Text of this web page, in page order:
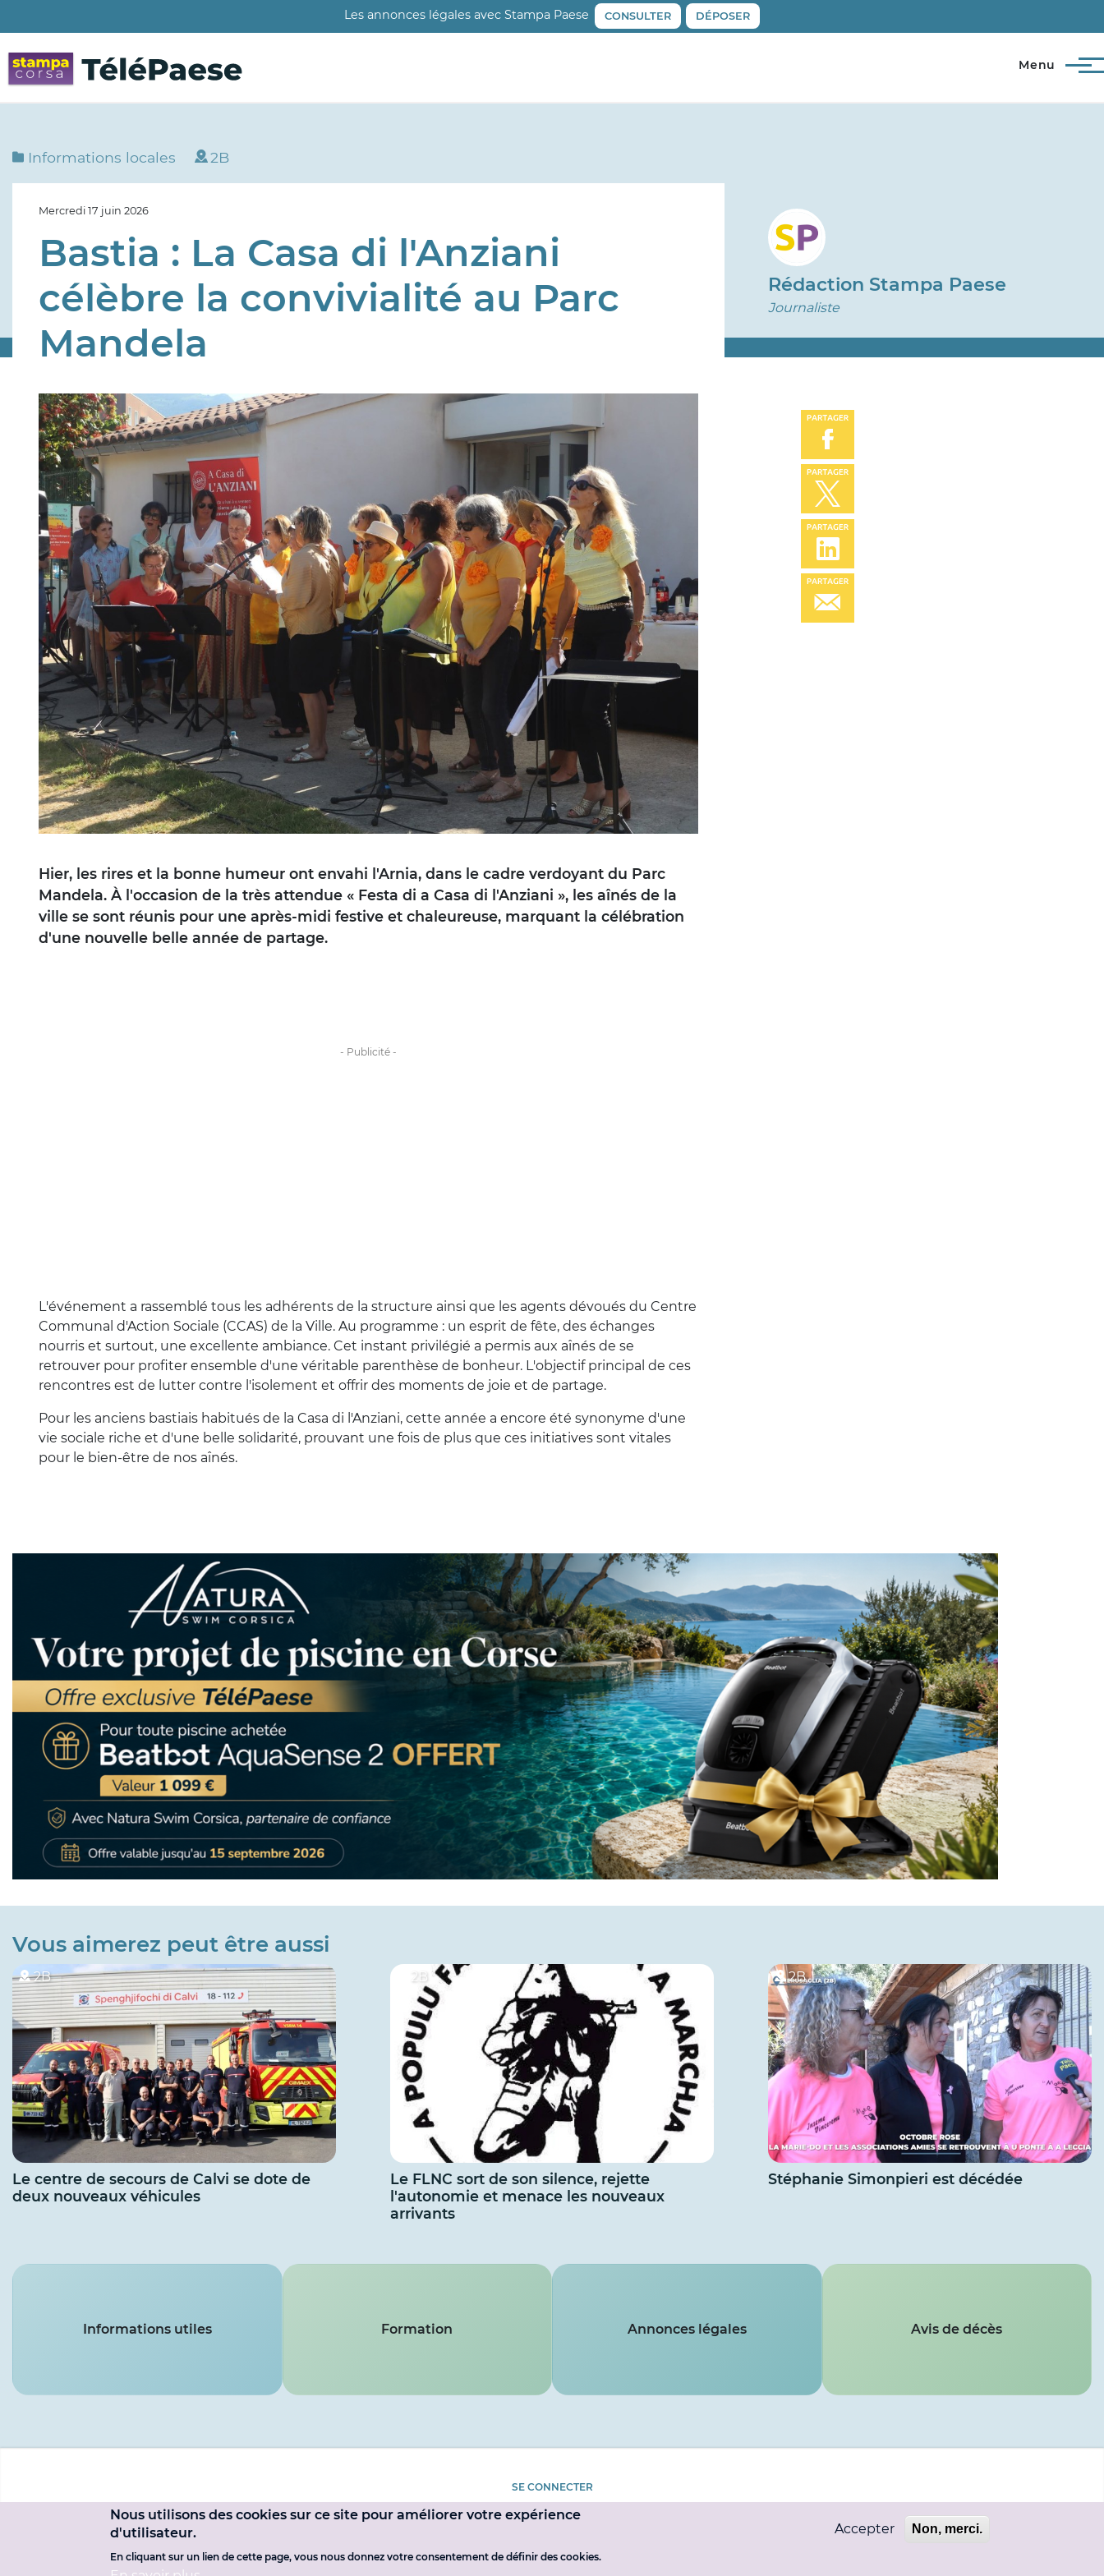
au
contenu
principal
Les annonces légales avec Stampa Paese CONSULTER DÉPOSER
Menu
Informations locales 2B
Mercredi 17 juin 2026
Bastia : La Casa di l'Anziani
célèbre la convivialité au Parc
Mandela
Image
Hier, les rires et la bonne humeur ont envahi l'Arnia, dans le cadre verdoyant du Parc
Mandela. À l'occasion de la très attendue « Festa di a Casa di l'Anziani », les aînés de la
ville se sont réunis pour une après-midi festive et chaleureuse, marquant la célébration
d'une nouvelle belle année de partage.
L'événement a rassemblé tous les adhérents de la structure ainsi que les agents dévoués du Centre
Communal d'Action Sociale (CCAS) de la Ville. Au programme : un esprit de fête, des échanges
nourris et surtout, une excellente ambiance. Cet instant privilégié a permis aux aînés de se
retrouver pour profiter ensemble d'une véritable parenthèse de bonheur. L'objectif principal de ces
rencontres est de lutter contre l'isolement et offrir des moments de joie et de partage.
Pour les anciens bastiais habitués de la Casa di l'Anziani, cette année a encore été synonyme d'une
vie sociale riche et d'une belle solidarité, prouvant une fois de plus que ces initiatives sont vitales
pour le bien-être de nos aînés.
Rédaction Stampa Paese
Journaliste
Vous aimerez peut être aussi
2B
Le centre de secours de Calvi se dote de
deux nouveaux véhicules
2B
Le FLNC sort de son silence, rejette
l'autonomie et menace les nouveaux
arrivants
2B
Stéphanie Simonpieri est décédée
Services
Informations utiles Formation Annonces légales Avis de décès
SE CONNECTER
MENTIONS LÉGALES
Nous utilisons des cookies sur ce site pour améliorer votre expérience
d'utilisateur.
En cliquant sur un lien de cette page, vous nous donnez votre consentement de définir des cookies.
Accepter Non, merci.